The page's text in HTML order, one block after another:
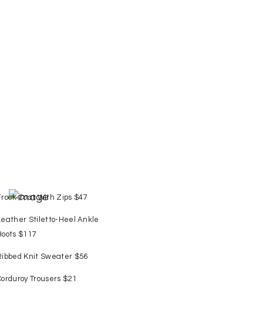
Coat With Zips $47
Stiletto-Heel Ankle
$117
Knit Sweater $56
Trousers $21